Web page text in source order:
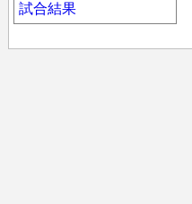
試合結果